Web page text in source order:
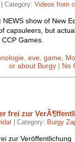
| Category: Videos from
show of New
capsuleers, but
Games.
eve game
or about Burgy| No
frei zur
| Category: Burgy
zur Veröffentlichung